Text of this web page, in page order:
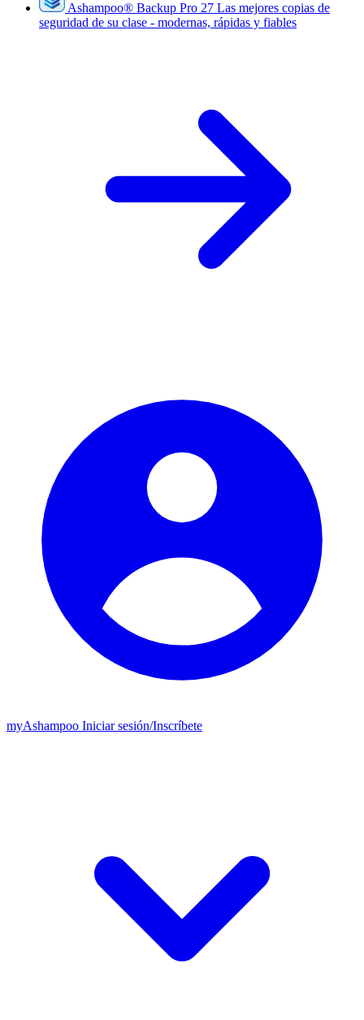
Ashampoo® Backup Pro 27 Las mejores copias de
seguridad de su clase - modernas, rápidas y fiables
myAshampoo Iniciar sesión/Inscríbete